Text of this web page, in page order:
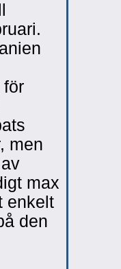
för
men
max
enkelt
den